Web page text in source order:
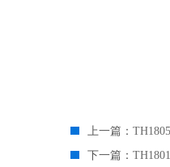
上一篇：
下一篇：